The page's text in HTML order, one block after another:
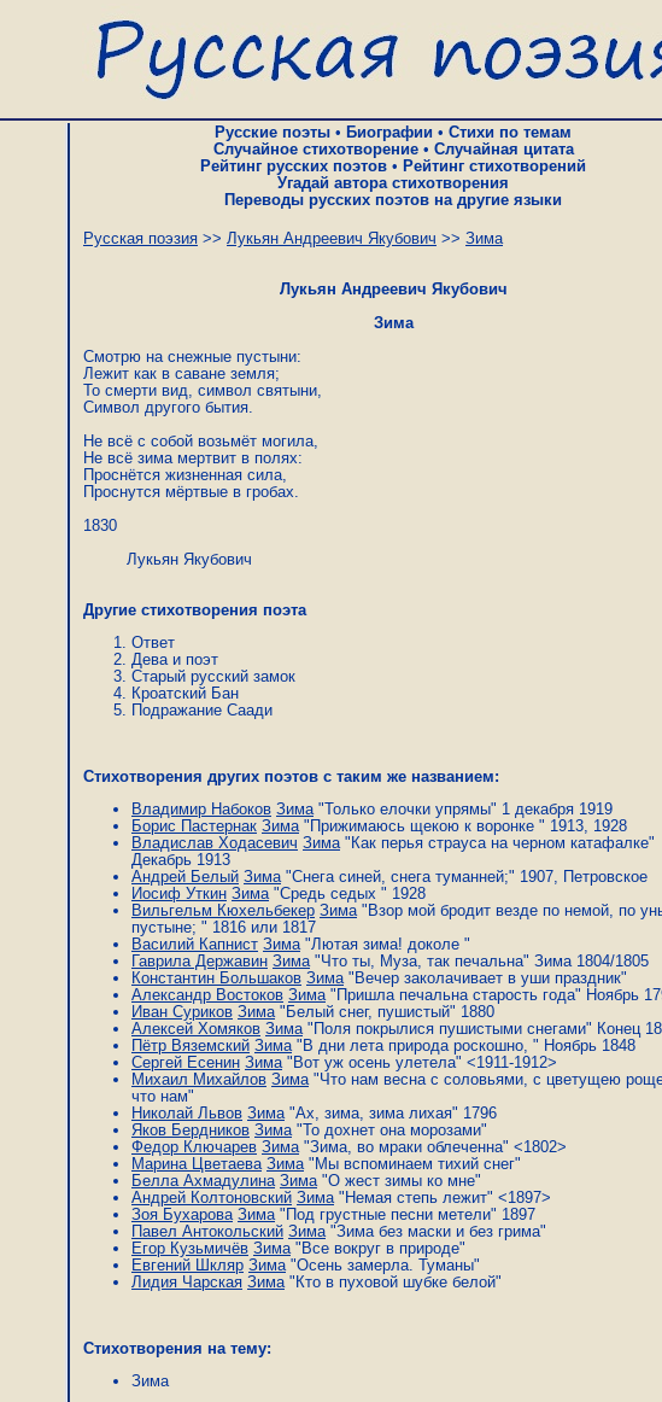
Русские поэты • Биографии • Стихи по темам
Случайное стихотворение• Случайная цитата
Рейтинг русских поэтов • Рейтинг стихотворений
Угадай автора стихотворения
Переводы русских поэтов на другие языки
Русская поэзия >> Лукьян Андреевич Якубович >> Зима
Лукьян Андреевич Якубович
Зима
Смотрю на снежные пустыни:
Лежит как в саване земля;
То смерти вид, символ святыни,
Символ другого бытия.
Не всё с собой возьмёт могила,
Не всё зима мертвит в полях:
Проснётся жизненная сила,
Проснутся мёртвые в гробах.
1830
Лукьян Якубович
Другие стихотворения поэта
Ответ
Дева и поэт
Старый русский замок
Кроатский Бан
Подражание Саади
Стихотворения других поэтов с таким же названием:
Владимир Набоков Зима"Только елочки упрямы" 1 декабря 1919
Борис Пастернак Зима"Прижимаюсь щекою к воронке " 1913, 1928
Владислав Ходасевич Зима"Как перья страуса на черном катафалке"
Декабрь 1913
Андрей Белый Зима"Снега синей, снега туманней;" 1907, Петровское
Иосиф Уткин Зима"Средь седых " 1928
Вильгельм Кюхельбекер Зима"Взор мой бродит везде по немой, по
пустыне; " 1816 или 1817
Василий Капнист Зима"Лютая зима! доколе "
Гаврила Державин Зима"Что ты, Муза, так печальна" Зима 1804/1805
Константин Большаков Зима"Вечер заколачивает в уши праздник"
Александр Востоков Зима"Пришла печальна старость года" Ноябрь
Иван Суриков Зима"Белый снег, пушистый" 1880
Алексей Хомяков Зима"Поля покрылися пушистыми снегами" Конец
Пётр Вяземский Зима"В дни лета природа роскошно, " Ноябрь 1848
Сергей Есенин Зима"Вот уж осень улетела" <1911-1912>
Михаил Михайлов Зима"Что нам весна с соловьями, с цветущею
что нам"
Николай Львов Зима"Ах, зима, зима лихая" 1796
Яков Бердников Зима"То дохнет она морозами"
Федор Ключарев Зима"Зима, во мраки облеченна" <1802>
Марина Цветаева Зима"Мы вспоминаем тихий снег"
Белла Ахмадулина Зима"О жест зимы ко мне"
Андрей Колтоновский Зима"Немая степь лежит" <1897>
Зоя Бухарова Зима"Под грустные песни метели" 1897
Павел Антокольский Зима"Зима без маски и без грима"
Егор Кузьмичёв Зима"Все вокруг в природе"
Евгений Шкляр Зима"Осень замерла. Туманы"
Лидия Чарская Зима"Кто в пуховой шубке белой"
Стихотворения на тему:
Зима